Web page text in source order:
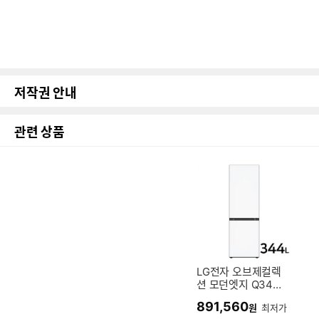
저작권 안내
관련 상품
LG전자 오브제컬렉
션 모던엣지 Q343
료)
891,560원 최저가